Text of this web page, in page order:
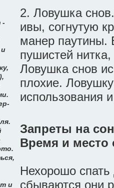
-
и
2. Ловушка
ивы, согнутую
манер паутины.
пушистей
Ловушка снов
плохие.
использования
Запреты на сон
Время и место
Нехорошо
сбываются они